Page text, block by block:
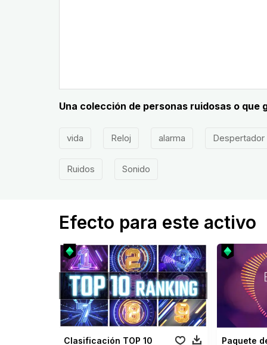
Una colección de personas ruidosas o
vida Reloj alarma Despertador
Ruidos Sonido
Efecto para este activo
Clasificación TOP 10